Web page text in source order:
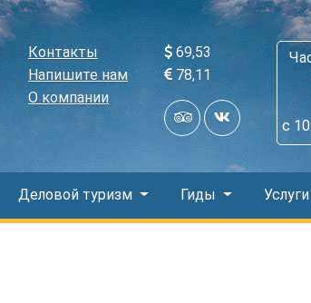
Контакты
Напишите нам
О компании
69,53
78,11
с
Деловой туризм Гиды Услуги